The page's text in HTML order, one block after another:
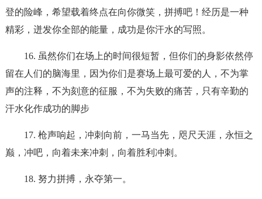
登的险峰，希望载着终点在向你微笑，拼搏吧！经历是一种
精彩，迸发你全部的能量，成功是你汗水的写照。
16. 虽然你们在场上的时间很短暂，但你们的身影依然停
留在人们的脑海里，因为你们是赛场上最可爱的人，不为掌
声的注释，不为刻意的征服，不为失败的痛苦，只有辛勤的
汗水化作成功的脚步
17. 枪声响起，冲刺向前，一马当先，咫尺天涯，永恒之
巅，冲吧，向着未来冲刺，向着胜利冲刺。
18. 努力拼搏，永夺第一。